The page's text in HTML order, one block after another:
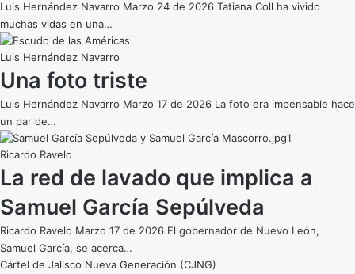
Luis Hernández Navarro Marzo 24 de 2026 Tatiana Coll ha vivido
muchas vidas en una…
Luis Hernández Navarro
Una foto triste
Luis Hernández Navarro Marzo 17 de 2026 La foto era impensable hace
un par de…
Ricardo Ravelo
La red de lavado que implica a
Samuel García Sepúlveda
Ricardo Ravelo Marzo 17 de 2026 El gobernador de Nuevo León,
Samuel García, se acerca…
Cártel de Jalisco Nueva Generación (CJNG)